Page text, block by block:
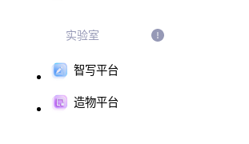
实验室
智写平台
造物平台